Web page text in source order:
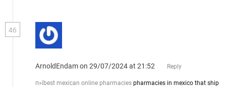
46
ArnoldEndamon 29/07/2024 at 21:52 Reply
п»їbest mexican online pharmacies pharmacies in mexico that ship